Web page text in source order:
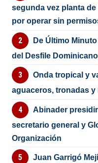
segunda vez planta
por operar sin
De Último
del Desfile
Onda tropical y
aguaceros, tronadas
Abinader
secretario general y
Organización
Juan Garrigó